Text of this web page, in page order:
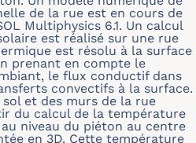
de la rue est en cours de
Multiphysics 6.1. Un calcul
est réalisé sur une rue
est résolu à la surface
prenant en compte le
le flux conductif dans
convectifs à la surface.
sol et des murs de la rue
du calcul de la température
niveau du piéton au centre
en 3D. Cette température